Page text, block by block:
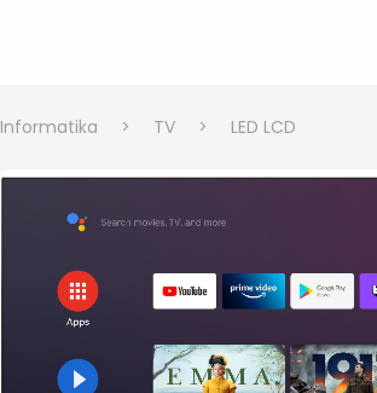
Informatika > TV > LED LCD